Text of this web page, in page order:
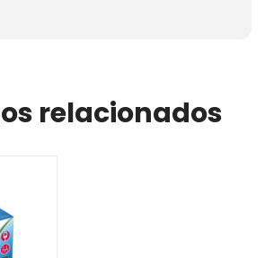
relacionados